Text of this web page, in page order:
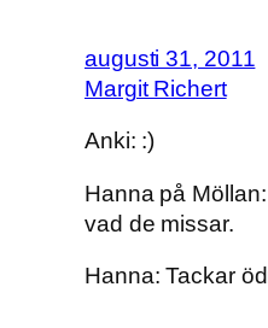
augusti 31, 2011
Margit Richert
Anki: :)
Hanna på
vad de missar.
Hanna: Tackar